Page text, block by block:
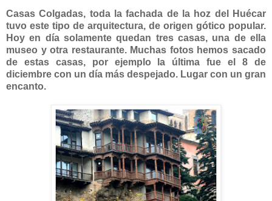
Casas Colgadas, toda la fachada de la hoz del Huécar
tuvo este tipo de arquitectura, de origen gótico popular.
Hoy en día solamente quedan tres casas, una de ella
museo y otra restaurante. Muchas fotos hemos sacado
de estas casas, por ejemplo la última fue el 8 de
diciembre con un día más despejado. Lugar con un gran
encanto.